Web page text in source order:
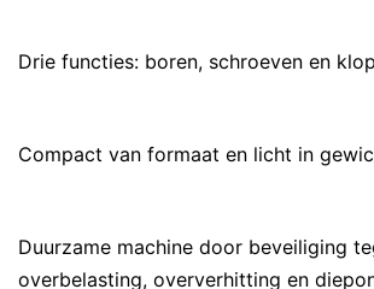
Drie functies: boren, schroeven en
Compact van formaat en licht in
Duurzame machine door beveiliging
overbelasting, oververhitting en